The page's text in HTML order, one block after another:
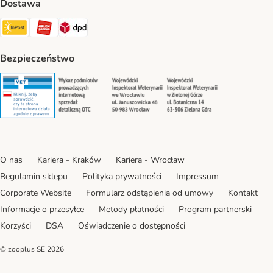
Dostawa
Paczkomat® Shipping Method
ORLEN Paczka Shipping Method
DPD Shipping Method
Bezpieczeństwo
Security Security Security
O nas Kariera - Kraków
Kariera - Wrocław
Regulamin sklepu
Polityka prywatności
Impressum
Corporate Website
Formularz odstąpienia od umowy
Kontakt
Informacje o przesyłce
Metody płatności
Program partnerski
Korzyści
DSA Oświadczenie o dostępności
© zooplus SE 2026